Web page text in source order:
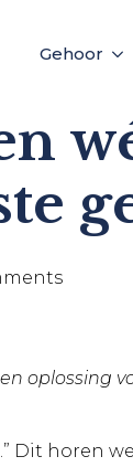
Gehoor
oplossing
Dit horen